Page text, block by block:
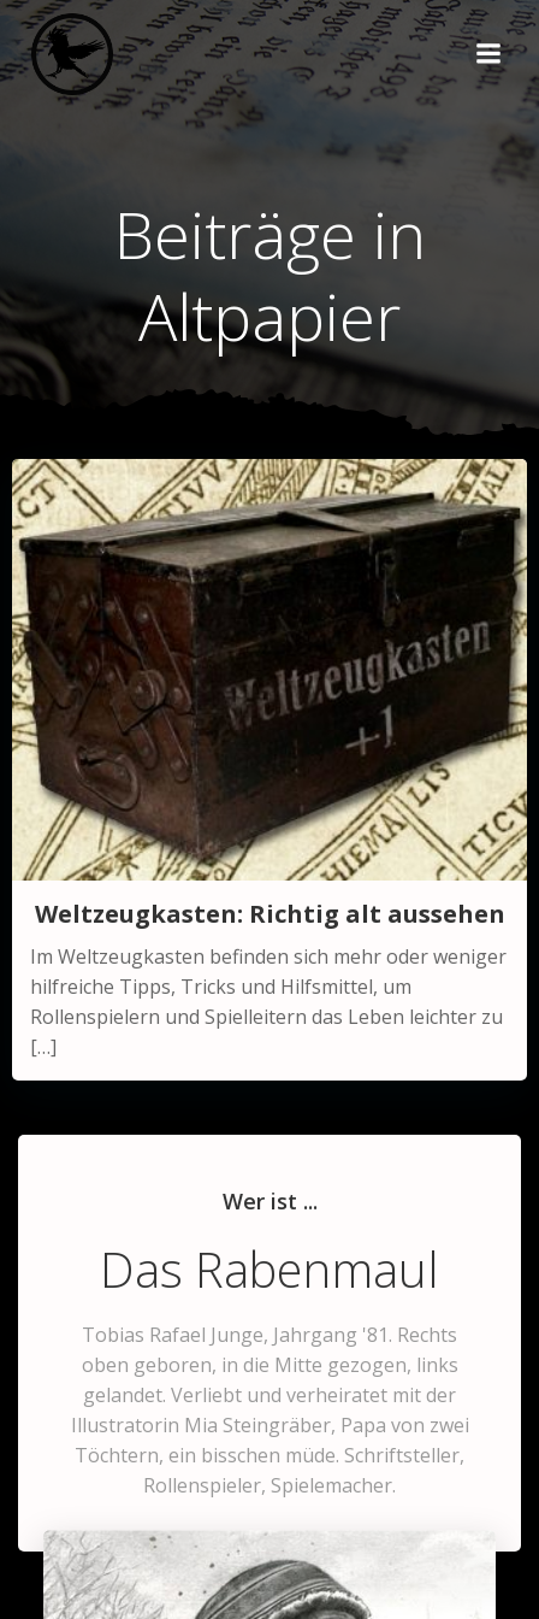
Zum
Inhalt
springen
Beiträge in
Altpapier
Weltzeugkasten: Richtig alt aussehen
Im Weltzeugkasten befinden sich mehr oder weniger
hilfreiche Tipps, Tricks und Hilfsmittel, um
Rollenspielern und Spielleitern das Leben leichter zu
[…]
Wer ist ...
Das Rabenmaul
Tobias Rafael Junge, Jahrgang '81. Rechts
oben geboren, in die Mitte gezogen, links
gelandet. Verliebt und verheiratet mit der
Illustratorin Mia Steingräber, Papa von zwei
Töchtern, ein bisschen müde. Schriftsteller,
Rollenspieler, Spielemacher.